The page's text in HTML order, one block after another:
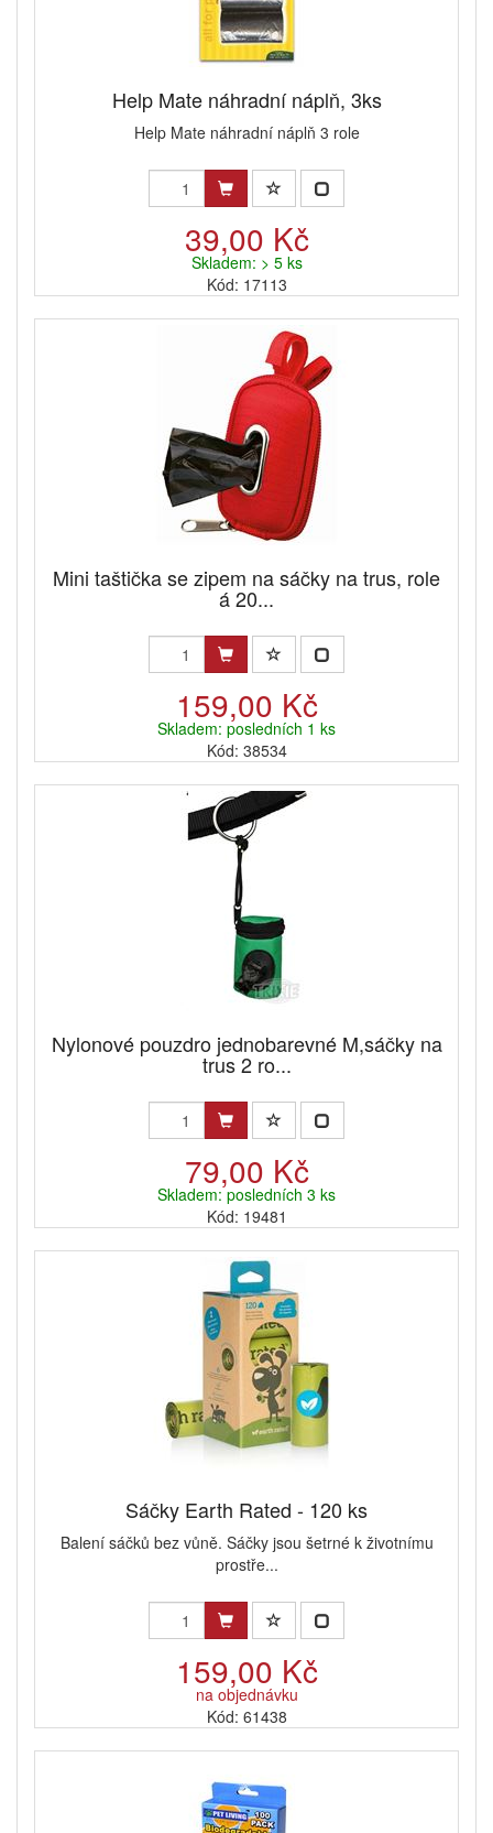
Help Mate náhradní náplň, 3ks
Help Mate náhradní náplň 3 role
39,00 Kč
Skladem: > 5 ks
Kód: 17113
Mini taštička se zipem na sáčky na trus, role
á 20...
159,00 Kč
Skladem: posledních 1 ks
Kód: 38534
Nylonové pouzdro jednobarevné M,sáčky na
trus 2 ro...
79,00 Kč
Skladem: posledních 3 ks
Kód: 19481
Sáčky Earth Rated - 120 ks
Balení sáčků bez vůně. Sáčky jsou šetrné k životnímu
prostře...
159,00 Kč
na objednávku
Kód: 61438